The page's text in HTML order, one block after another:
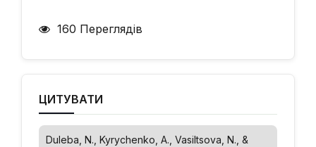
160 Переглядів
ЦИТУВАТИ
Duleba, N., Kyrychenko, А., Vasiltsova, N., &